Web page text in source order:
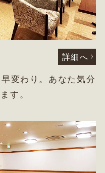
詳細へ
変わり。あなた気分
す。